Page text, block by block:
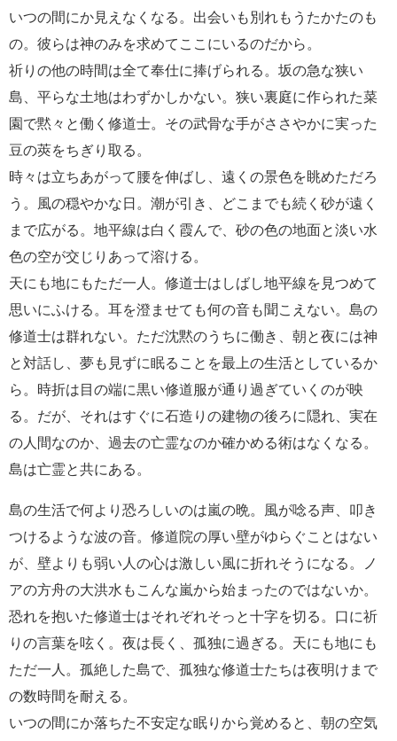
いつの間にか見えなくなる。出会いも別れもうたかたのも
の。彼らは神のみを求めてここにいるのだから。
祈りの他の時間は全て奉仕に捧げられる。坂の急な狭い
島、平らな土地はわずかしかない。狭い裏庭に作られた菜
園で黙々と働く修道士。その武骨な手がささやかに実った
豆の莢をちぎり取る。
時々は立ちあがって腰を伸ばし、遠くの景色を眺めただろ
う。風の穏やかな日。潮が引き、どこまでも続く砂が遠く
まで広がる。地平線は白く霞んで、砂の色の地面と淡い水
色の空が交じりあって溶ける。
天にも地にもただ一人。修道士はしばし地平線を見つめて
思いにふける。耳を澄ませても何の音も聞こえない。島の
修道士は群れない。ただ沈黙のうちに働き、朝と夜には神
と対話し、夢も見ずに眠ることを最上の生活としているか
ら。時折は目の端に黒い修道服が通り過ぎていくのが映
る。だが、それはすぐに石造りの建物の後ろに隠れ、実在
の人間なのか、過去の亡霊なのか確かめる術はなくなる。
島は亡霊と共にある。
島の生活で何より恐ろしいのは嵐の晩。風が唸る声、叩き
つけるような波の音。修道院の厚い壁がゆらぐことはない
が、壁よりも弱い人の心は激しい風に折れそうになる。ノ
アの方舟の大洪水もこんな嵐から始まったのではないか。
恐れを抱いた修道士はそれぞれそっと十字を切る。口に祈
りの言葉を呟く。夜は長く、孤独に過ぎる。天にも地にも
ただ一人。孤絶した島で、孤独な修道士たちは夜明けまで
の数時間を耐える。
いつの間にか落ちた不安定な眠りから覚めると、朝の空気